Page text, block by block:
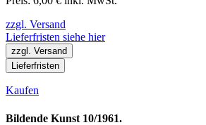
zzgl. Versand
Lieferfristen siehe hier
zzgl. Versand
Lieferfristen
Kaufen
Bildende Kunst 10/1961.